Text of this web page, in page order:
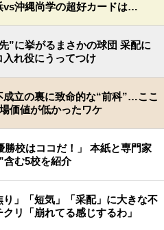
vs沖縄尚学の超好カードは…
”に挙がるまさかの球団 采配に
れ役にうってつけ
成立の裏に致命的な“前科”…ここ
価値が低かったワケ
勝校はココだ！」 本紙と専門家
含む5校を紹介
り」「短気」「采配」に大きな不
リ「崩れてる感じするわ」